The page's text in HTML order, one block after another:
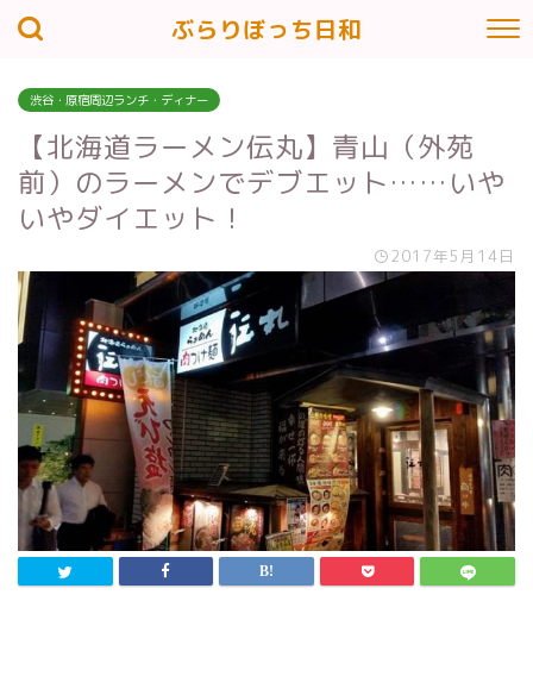
ぶらりぼっち日和
渋谷・原宿周辺ランチ・ディナー
【北海道ラーメン伝丸】青山（外苑
前）のラーメンでデブエット……いや
いやダイエット！
2017年5月14日